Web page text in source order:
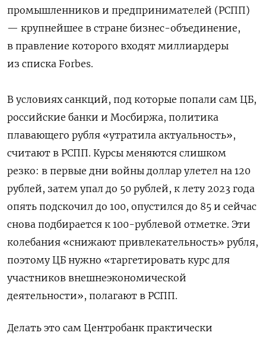
промышленников и предпринимателей (РСПП)
— крупнейшее в стране бизнес-объединение,
в правление которого входят миллиардеры
из списка Forbes.
В условиях санкций, под которые попали сам ЦБ,
российские банки и Мосбиржа, политика
плавающего рубля «утратила актуальность»,
считают в РСПП. Курсы меняются слишком
резко: в первые дни войны доллар улетел на 120
рублей, затем упал до 50 рублей, к лету 2023 года
опять подскочил до 100, опустился до 85 и сейчас
снова подбирается к 100-рублевой отметке. Эти
колебания «снижают привлекательность» рубля,
поэтому ЦБ нужно «таргетировать курс для
участников внешнеэкономической
деятельности», полагают в РСПП.
Делать это сам Центробанк практически